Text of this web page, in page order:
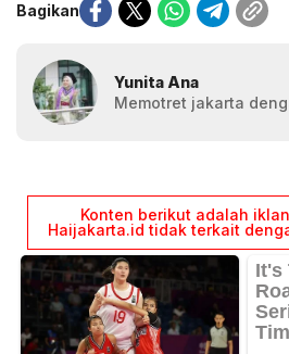
Bagikan
Yunita Ana
Memotret jakarta